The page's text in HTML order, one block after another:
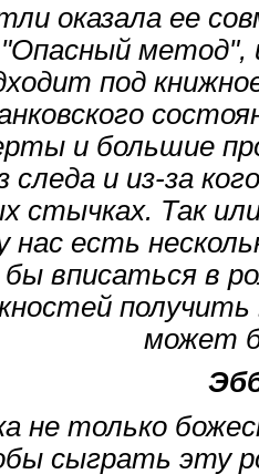
оказала ее
метод",
под
и большие
следа и из-за
стычках. Так
есть
бы вписаться в
может
не только
сыграть эту